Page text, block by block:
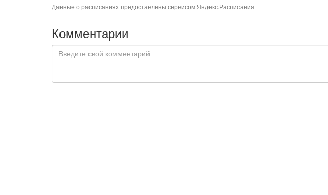
Данные о расписаниях предоставлены сервисом Яндекс.Расписания
Комментарии